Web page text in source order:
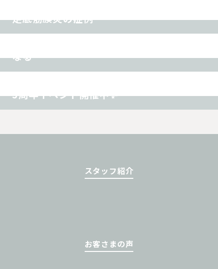
足底筋膜炎の症例
交通事故
ダイエット
なる
腰痛
3周年イベント開催中✨
スタッフ紹介
お客さまの声